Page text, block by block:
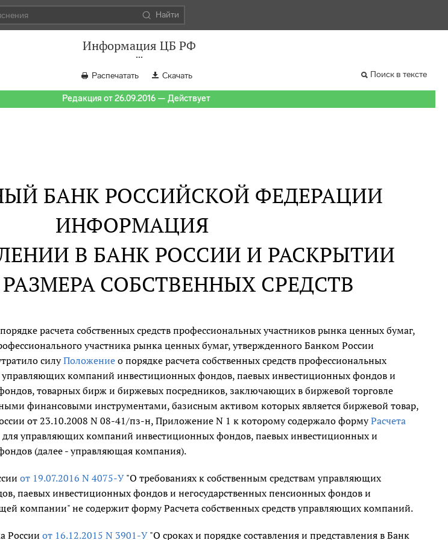
Найти
Информация ЦБ РФ
Распечатать Скачать Поиск в тексте
Редакция от 26.09.2016 — Действует
БАНК РОССИЙСКОЙ ФЕДЕРАЦИИ
ИНФОРМАЦИЯ
В БАНК РОССИИ И РАСКРЫТИИ
РАЗМЕРА СОБСТВЕННЫХ СРЕДСТВ
расчета собственных средств профессиональных участников рынка ценных бумаг,
участника рынка ценных бумаг, утвержденного Банком России
силуПоложениео порядке расчета собственных средств профессиональных
управляющих компаний инвестиционных фондов, паевых инвестиционных фондов и
товарных бирж и биржевых посредников, заключающих в биржевой торговле
финансовыми инструментами, базисным активом которых является биржевой товар,
от 23.10.2008 N 08-41/пз-н, Приложение N 1 к которому содержало формуРасчета
для управляющих компаний инвестиционных фондов, паевых инвестиционных и
(далее - управляющая компания).
от 19.07.2016 N 4075-У"О требованиях к собственным средствам управляющих
паевых инвестиционных фондов и негосударственных пенсионных фондов и
компании" не содержит форму Расчета собственных средств управляющих компаний.
России от 16.12.2015 N 3901-У"О сроках и порядке составления и представления в Банк